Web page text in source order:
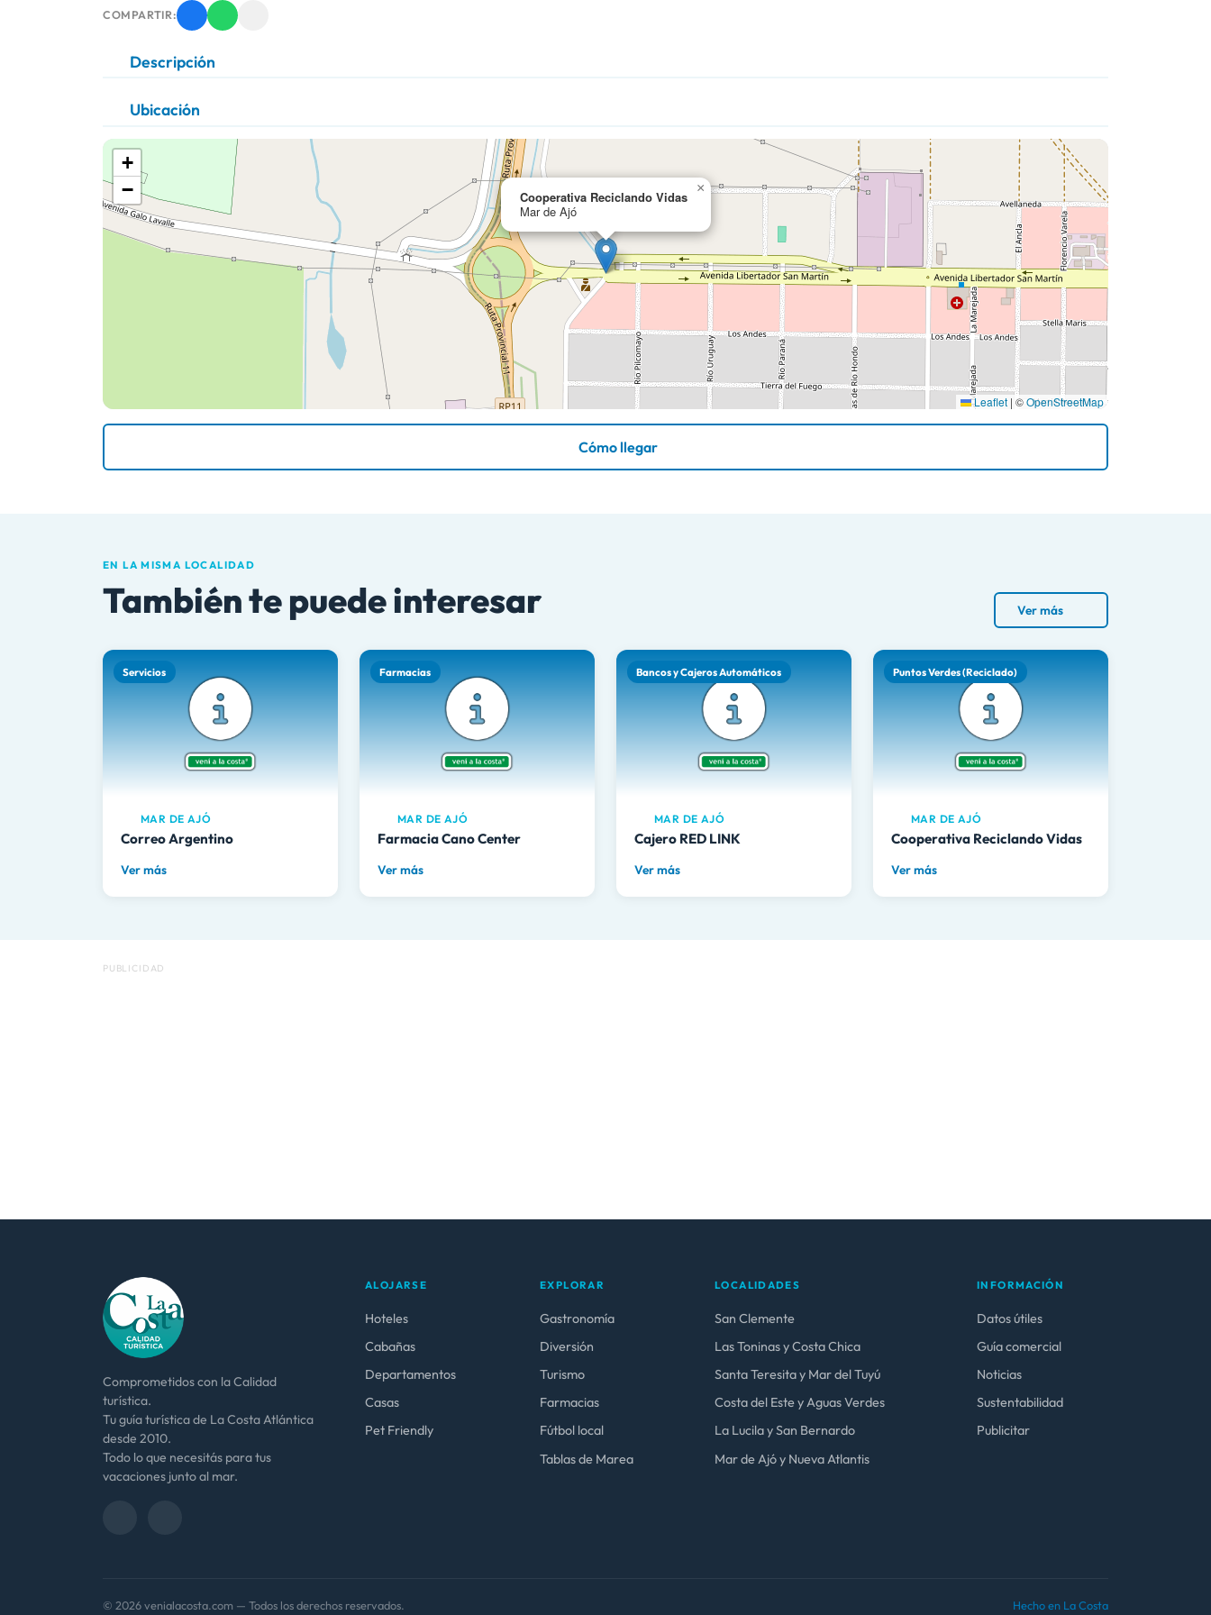
COMPARTIR:
Descripción
Ubicación
Cooperativa Reciclando Vidas
Mar de Ajó
×
+
−
Leaflet | ©OpenStreetMap
Cómo llegar
EN LA MISMA LOCALIDAD
También te puede interesar Ver más
Servicios
MAR DE AJÓ
Correo Argentino
Ver más
Farmacias
MAR DE AJÓ
Farmacia Cano Center
Ver más
Bancos y Cajeros Automáticos
MAR DE AJÓ
Cajero RED LINK
Ver más
Puntos Verdes (Reciclado)
MAR DE AJÓ
Cooperativa Reciclando Vidas
Ver más
PUBLICIDAD
Comprometidos con la Calidad
turística.
Tu guía turística de La Costa Atlántica
desde 2010.
Todo lo que necesitás para tus
vacaciones junto al mar.
ALOJARSE
Hoteles
Cabañas
Departamentos
Casas
Pet Friendly
EXPLORAR
Gastronomía
Diversión
Turismo
Farmacias
Fútbol local
Tablas de Marea
LOCALIDADES
San Clemente
Las Toninas y Costa Chica
Santa Teresita y Mar del Tuyú
Costa del Este y Aguas Verdes
La Lucila y San Bernardo
Mar de Ajó y Nueva Atlantis
INFORMACIÓN
Datos útiles
Guía comercial
Noticias
Sustentabilidad
Publicitar
© 2026 venialacosta.com — Todos los derechos reservados. Hecho en La Costa